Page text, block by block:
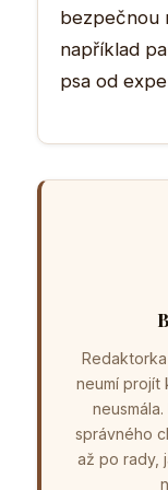
bezpečnou
například
psa od
neumí projít
správného
až po rady,